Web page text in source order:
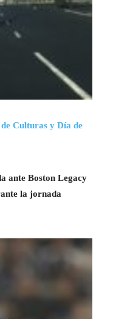
Culturas y Día de
ante Boston Legacy
la jornada